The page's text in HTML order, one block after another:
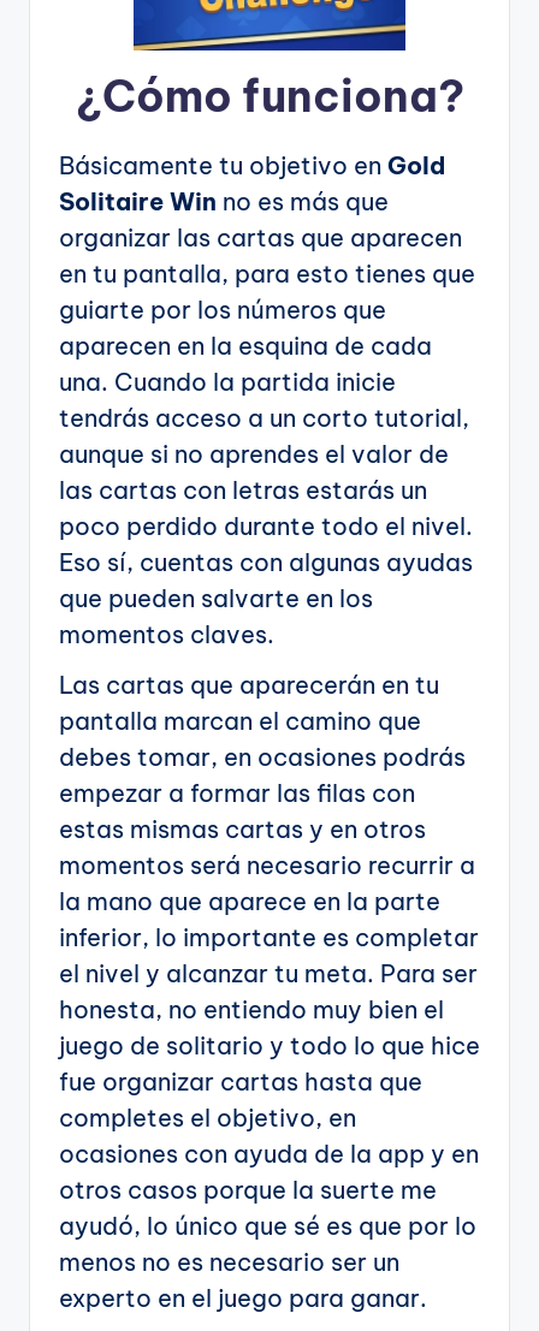
¿Cómo funciona?
Básicamente tu objetivo en Gold
Solitaire Win no es más que
organizar las cartas que aparecen
en tu pantalla, para esto tienes que
guiarte por los números que
aparecen en la esquina de cada
una. Cuando la partida inicie
tendrás acceso a un corto tutorial,
aunque si no aprendes el valor de
las cartas con letras estarás un
poco perdido durante todo el nivel.
Eso sí, cuentas con algunas ayudas
que pueden salvarte en los
momentos claves.
Las cartas que aparecerán en tu
pantalla marcan el camino que
debes tomar, en ocasiones podrás
empezar a formar las filas con
estas mismas cartas y en otros
momentos será necesario recurrir a
la mano que aparece en la parte
inferior, lo importante es completar
el nivel y alcanzar tu meta. Para ser
honesta, no entiendo muy bien el
juego de solitario y todo lo que hice
fue organizar cartas hasta que
completes el objetivo, en
ocasiones con ayuda de la app y en
otros casos porque la suerte me
ayudó, lo único que sé es que por lo
menos no es necesario ser un
experto en el juego para ganar.